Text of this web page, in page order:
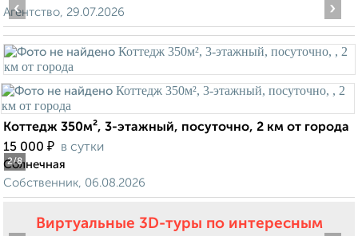
Агентство, 29.07.2026
2/8
‹ ›
Коттедж 350м², 3-этажный, посуточно, 2 км от города
15 000 ₽ в сутки
Солнечная
Собственник, 06.08.2026
Виртуальные 3D-туры по интересным